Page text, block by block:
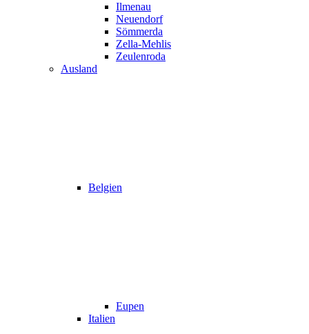
Ilmenau
Neuendorf
Sömmerda
Zella-Mehlis
Zeulenroda
Ausland
Belgien
Eupen
Italien